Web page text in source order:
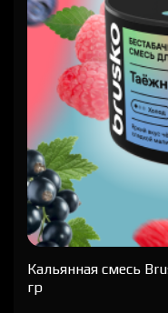
Кальянная cмесь
гр